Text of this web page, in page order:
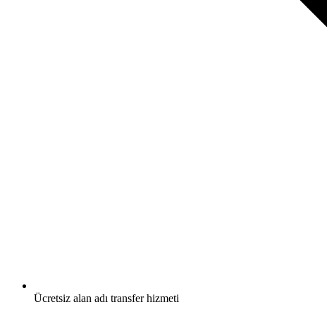
Ücretsiz alan adı transfer hizmeti